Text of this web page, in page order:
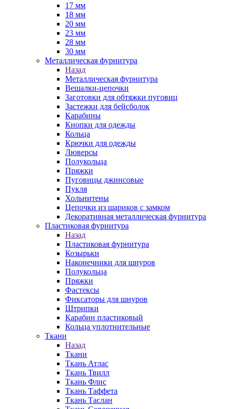
17 мм
18 мм
20 мм
23 мм
28 мм
30 мм
Металлическая фурнитура
Назад
Металлическая фурнитура
Вешалки-цепочки
Заготовки для обтяжки пуговиц
Застежки для бейсболок
Карабины
Кнопки для одежды
Кольца
Крючки для одежды
Люверсы
Полукольца
Пряжки
Пуговицы джинсовые
Пукля
Хольнитены
Цепочки из шариков с замком
Декоративная металлическая фурнитура
Пластиковая фурнитура
Назад
Пластиковая фурнитура
Козырьки
Наконечники для шнуров
Полукольца
Пряжки
Фастексы
Фиксаторы для шнуров
Штрипки
Карабин пластиковый
Кольца уплотнительные
Ткани
Назад
Ткани
Ткань Атлас
Ткань Твилл
Ткань Флис
Ткань Таффета
Ткань Таслан